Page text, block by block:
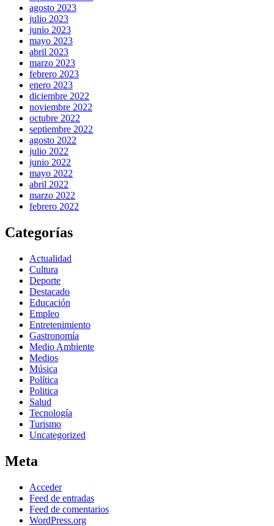
agosto 2023
julio 2023
junio 2023
mayo 2023
abril 2023
marzo 2023
febrero 2023
enero 2023
diciembre 2022
noviembre 2022
octubre 2022
septiembre 2022
agosto 2022
julio 2022
junio 2022
mayo 2022
abril 2022
marzo 2022
febrero 2022
Categorías
Actualidad
Cultura
Deporte
Destacado
Educación
Empleo
Entretenimiento
Gastronomía
Medio Ambiente
Medios
Música
Política
Politica
Salud
Tecnología
Turismo
Uncategorized
Meta
Acceder
Feed de entradas
Feed de comentarios
WordPress.org